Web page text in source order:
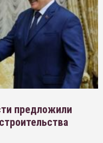
предложили